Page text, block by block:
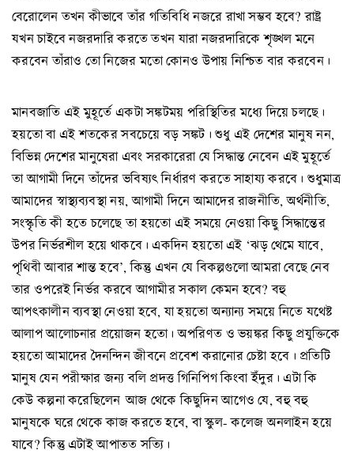
বেরোলেন তখন কীভাবে তাঁর গতিবিধি নজরে রাখা সম্ভব হবে? রাষ্ট্র
যখন চাইবে নজরদারি করতে তখন যারা নজরদারিকে শৃঙ্খল মনে
করবেন তাঁরাও তো নিজের মতো কোনও উপায় নিশ্চিত বার করবেন।
মানবজাতি এই মুহূর্তে একটা সঙ্কটময় পরিস্থিতির মধ্যে দিয়ে চলছে।
হয়তো বা এই শতকের সবচেয়ে বড় সঙ্কট। শুধু এই দেশের মানুষ নন,
বিভিন্ন দেশের মানুষেরা এবং সরকারেরা যে সিদ্ধান্ত নেবেন এই মুহূর্তে
তা আগামী দিনে তাঁদের ভবিষ্যৎ নির্ধারণ করতে সাহায্য করবে। শুধুমাত্র
আমাদের স্বাস্থ্যব্যবস্থা নয়, আগামী দিনে আমাদের রাজনীতি, অর্থনীতি,
সংস্কৃতি কী হতে চলেছে তা হয়তো এই সময়ে নেওয়া কিছু সিদ্ধান্তের
উপর নির্ভরশীল হয়ে থাকবে। একদিন হয়তো এই ‘ঝড় থেমে যাবে,
পৃথিবী আবার শান্ত হবে’, কিন্তু এখন যে বিকল্পগুলো আমরা বেছে নেব
তার ওপরেই নির্ভর করবে আগামীর সকাল কেমন হবে? বহু
আপৎকালীন ব্যবস্থা নেওয়া হবে, যা হয়তো অন্যান্য সময়ে নিতে যথেষ্ট
আলাপ আলোচনার প্রয়োজন হতো। অপরিণত ও ভয়ঙ্কর কিছু প্রযুক্তিকে
হয়তো আমাদের দৈনন্দিন জীবনে প্রবেশ করানোর চেষ্টা হবে। প্রতিটি
মানুষ যেন পরীক্ষার জন্য বলি প্রদত্ত গিনিপিগ কিংবা ইঁদুর। এটা কি
কেউ কল্পনা করেছিলেন আজ থেকে কিছুদিন আগেও যে, বহু বহু
মানুষকে ঘরে থেকে কাজ করতে হবে, বা স্কুল- কলেজ অনলাইন হয়ে
যাবে? কিন্তু এটাই আপাতত সত্যি।